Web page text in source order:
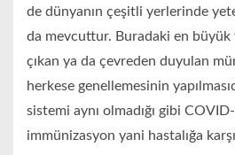
de dünyanın çeşitli yerlerinde
da mevcuttur. Buradaki en büyük
çıkan ya da çevreden duyulan
herkese genellemesinin
sistemi aynı olmadığı gibi
immünizasyon yani hastalığa